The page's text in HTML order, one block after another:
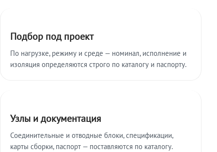
Подбор под проект
По нагрузке, режиму и среде — номинал, исполнение и
изоляция определяются строго по каталогу и паспорту.
Узлы и документация
Соединительные и отводные блоки, спецификации,
карты сборки, паспорт — поставляются по каталогу.